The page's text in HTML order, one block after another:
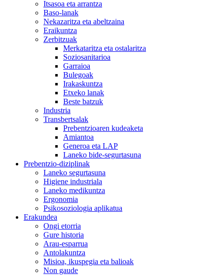
Itsasoa eta arrantza
Baso-lanak
Nekazaritza eta abeltzaina
Eraikuntza
Zerbitzuak
Merkataritza eta ostalaritza
Soziosanitarioa
Garraioa
Bulegoak
Irakaskuntza
Etxeko lanak
Beste batzuk
Industria
Transbertsalak
Prebentzioaren kudeaketa
Amiantoa
Generoa eta LAP
Laneko bide-segurtasuna
Prebentzio-diziplinak
Laneko segurtasuna
Higiene industriala
Laneko medikuntza
Ergonomia
Psikosoziologia aplikatua
Erakundea
Ongi etorria
Gure historia
Arau-esparrua
Antolakuntza
Misioa, ikuspegia eta balioak
Non gaude